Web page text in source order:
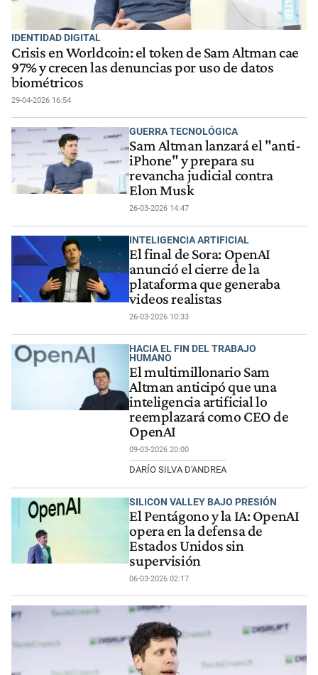
IDENTIDAD DIGITAL
Crisis en Worldcoin: el token de Sam Altman cae
97% y crecen las denuncias por uso de datos
biométricos
29-04-2026 16:54
GUERRA TECNOLÓGICA
Sam Altman lanzará el "anti-
iPhone" y prepara su
revancha judicial contra
Elon Musk
26-03-2026 14:47
INTELIGENCIA ARTIFICIAL
El final de Sora: OpenAI
anunció el cierre de la
plataforma que generaba
videos realistas
26-03-2026 10:33
HACIA EL FIN DEL TRABAJO
HUMANO
El multimillonario Sam
Altman anticipó que una
inteligencia artificial lo
reemplazará como CEO de
OpenAI
09-03-2026 20:00
DARÍO SILVA D'ANDREA
SILICON VALLEY BAJO PRESIÓN
El Pentágono y la IA: OpenAI
opera en la defensa de
Estados Unidos sin
supervisión
06-03-2026 02:17